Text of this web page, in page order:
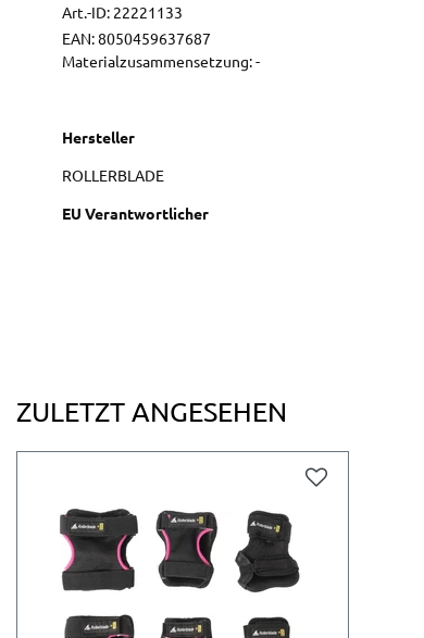
Art.-ID: 22221133
EAN:8050459637687
Materialzusammensetzung: -
Hersteller
ROLLERBLADE
EU Verantwortlicher
ZULETZT ANGESEHEN